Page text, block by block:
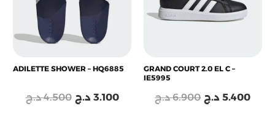
ADILETTE SHOWER – HQ6885
4.500 د.ج 3.100 د.ج
GRAND COURT 2.0 EL C –
IE5995
6.900 د.ج 5.400 د.ج